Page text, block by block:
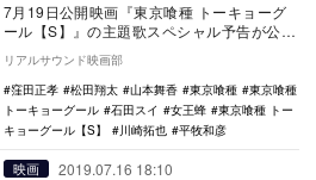
7月19日公開映画『東京喰種 トーキョーグ
ール【S】』の主題歌スペシャル予告が公開
された。 原作は、2018年7月『東京喰
種…
リアルサウンド映画部
窪田正孝
松田翔太 山本舞香 東京喰種
東京喰種
トーキョーグール
石田スイ 女王蜂
東京喰種 トー
キョーグール【S】
川崎拓也 平牧和彦
映画 2019.07.16 18:10